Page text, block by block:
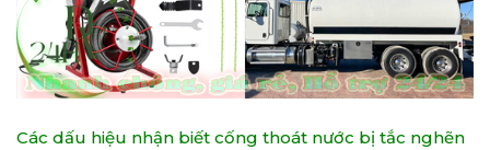
Các dấu hiệu nhận biết cống thoát nước bị tắc nghẽn